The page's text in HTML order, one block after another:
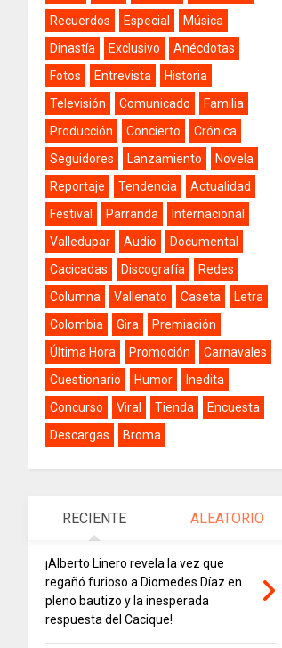
Recuerdos
Especial
Música
Dinastía
Exclusivo
Anécdotas
Fotos
Entrevista
Historia
Televisión
Comunicado
Familia
Producción
Concierto
Crónica
Seguidores
Lanzamiento
Novela
Reportaje
Tendencia
Actualidad
Festival
Parranda
Internacional
Valledupar
Audio
Documental
Cacicadas
Discografía
Redes
Columna
Vallenato Caseta
Letra
Colombia
Gira
Premiación
Última Hora
Promoción
Carnavales
Cuestionario
Humor
Inedita
Concurso
Viral Tienda
Encuesta
Descargas
Broma
RECIENTE ALEATORIO
¡Alberto Linero revela la vez que
regañó furioso a Diomedes Díaz en
pleno bautizo y la inesperada
respuesta del Cacique!